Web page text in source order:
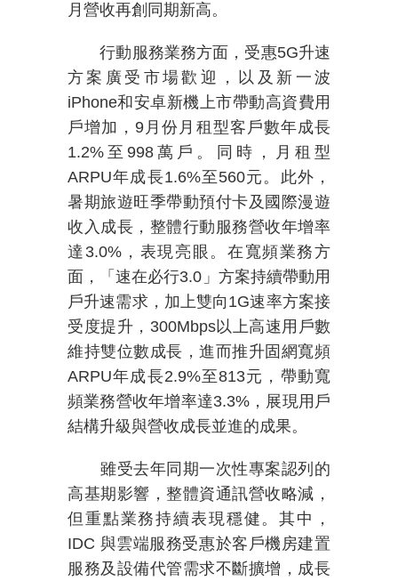
月營收再創同期新高。
行動服務業務方面，受惠5G升速
方案廣受市場歡迎，以及新一波
iPhone和安卓新機上市帶動高資費用
戶增加，9 月份月租型客戶數年成長
1.2% 至998 萬戶。同時，月租型
ARPU年成長1.6%至560元。此外，
暑期旅遊旺季帶動預付卡及國際漫遊
收入成長，整體行動服務營收年增率
達 3.0%，表現亮眼。在寬頻業務方
面，「速在必行3.0 」方案持續帶動用
戶升速需求，加上雙向 1G速率方案接
受度提升， 300Mbps以上高速用戶數
維持雙位數成長，進而推升固網寬頻
ARPU年成長2.9%至813元，帶動寬
頻業務營收年增率達3.3%，展現用戶
結構升級與營收成長並進的成果。
雖受去年同期一次性專案認列的
高基期影響，整體資通訊營收略減，
但重點業務持續表現穩健。其中，
IDC 與雲端服務受惠於客戶機房建置
服務及設備代管需求不斷擴增，成長